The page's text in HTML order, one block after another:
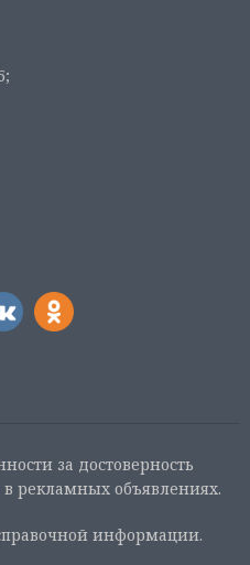
за достоверность
рекламных объявлениях.
информации.